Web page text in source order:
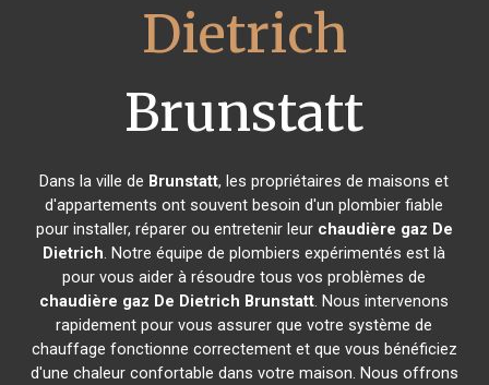
Dietrich
Brunstatt
Dans la ville de Brunstatt, les propriétaires de maisons et
d'appartements ont souvent besoin d'un plombier fiable
pour installer, réparer ou entretenir leur chaudière gaz De
Dietrich. Notre équipe de plombiers expérimentés est là
pour vous aider à résoudre tous vos problèmes de
chaudière gaz De Dietrich Brunstatt. Nous intervenons
rapidement pour vous assurer que votre système de
chauffage fonctionne correctement et que vous bénéficiez
d'une chaleur confortable dans votre maison. Nous offrons